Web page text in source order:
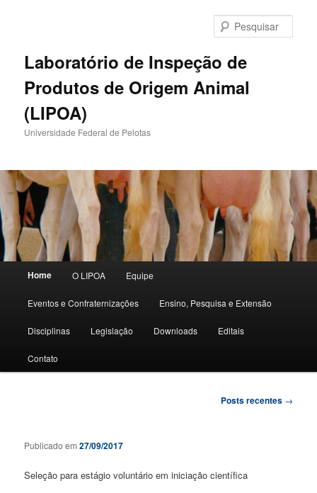
principal
secundárioLaboratório de Inspeção de
Produtos de Origem Animal
(LIPOA)
Universidade Federal de Pelotas
Home O LIPOA Equipe
Eventos e Confraternizações Ensino, Pesquisa e Extensão
Disciplinas Legislação Downloads Editais
Contato
Posts recentes →
Publicado em27/09/2017
Seleção para estágio voluntário em iniciação científica